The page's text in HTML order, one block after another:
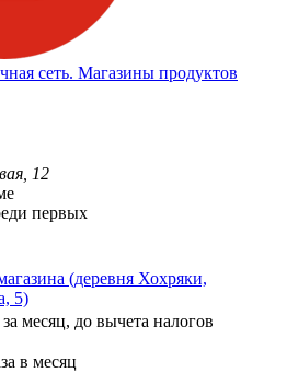
сеть. Магазины продуктов
12
первых
(деревня Хохряки,
5)
за месяц, до вычета налогов
в месяц